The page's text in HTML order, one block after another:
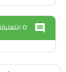
comment 0 التعليقات